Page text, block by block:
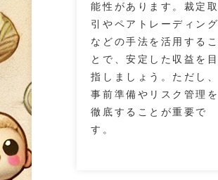
能性があります。裁定取
引やペアトレーディング
などの手法を活用するこ
とで、安定した収益を目
指しましょう。ただし、
事前準備やリスク管理を
徹底することが重要で
す。